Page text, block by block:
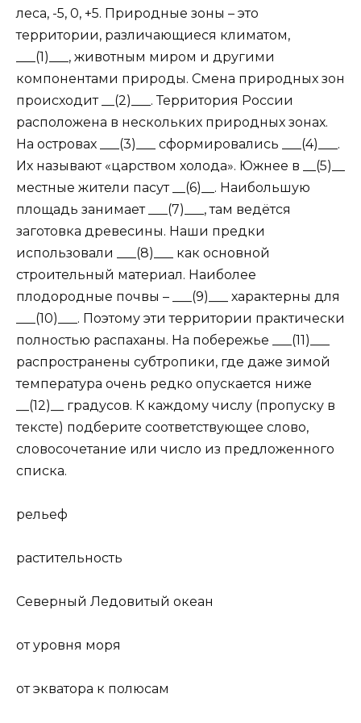
леса, -5, 0, +5. Природные зоны – это
территории, различающиеся климатом,
___(1)___, животным миром и другими
компонентами природы. Смена природных зон
происходит __(2)___. Территория России
расположена в нескольких природных зонах.
На островах ___(3)___ сформировались ___(4)___.
Их называют «царством холода». Южнее в __(5)__
местные жители пасут __(6)__. Наибольшую
площадь занимает ___(7)___, там ведётся
заготовка древесины. Наши предки
использовали ___(8)___ как основной
строительный материал. Наиболее
плодородные почвы – ___(9)___ характерны для
___(10)___. Поэтому эти территории практически
полностью распаханы. На побережье ___(11)___
распространены субтропики, где даже зимой
температура очень редко опускается ниже
__(12)__ градусов. К каждому числу (пропуску в
тексте) подберите соответствующее слово,
словосочетание или число из предложенного
списка.
рельеф
растительность
Северный Ледовитый океан
от уровня моря
от экватора к полюсам